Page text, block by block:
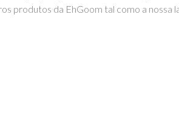
produtos da EhGoom tal como a nossa